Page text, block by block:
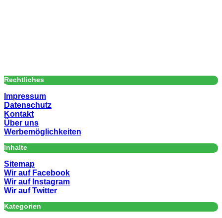
Rechtliches
Impressum
Datenschutz
Kontakt
Über uns
Werbemöglichkeiten
Inhalte
Sitemap
Wir auf Facebook
Wir auf Instagram
Wir auf Twitter
Kategorien